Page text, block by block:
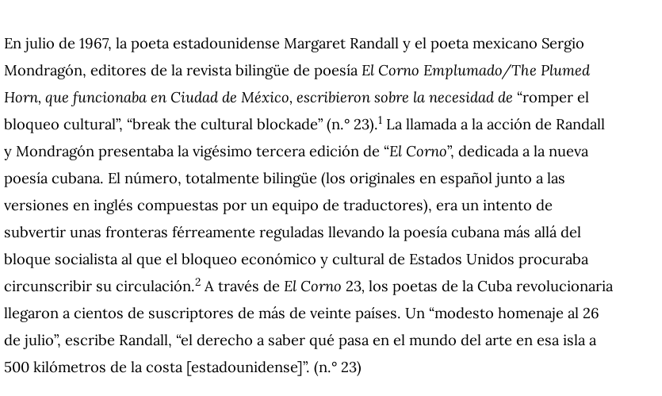
En julio de 1967, la poeta estadounidense Margaret Randall y el poeta mexicano Sergio
Mondragón, editores de la revista bilingüe de poesía El Corno Emplumado/The Plumed
Horn, que funcionaba en Ciudad de México, escribieron sobre la necesidad de “romper el
bloqueo cultural”, “break the cultural blockade” (n.° 23).1 La llamada a la acción de Randall
y Mondragón presentaba la vigésimo tercera edición de “El Corno”, dedicada a la nueva
poesía cubana. El número, totalmente bilingüe (los originales en español junto a las
versiones en inglés compuestas por un equipo de traductores), era un intento de
subvertir unas fronteras férreamente reguladas llevando la poesía cubana más allá del
bloque socialista al que el bloqueo económico y cultural de Estados Unidos procuraba
circunscribir su circulación.2 A través de El Corno 23, los poetas de la Cuba revolucionaria
llegaron a cientos de suscriptores de más de veinte países. Un “modesto homenaje al 26
de julio”, escribe Randall, “el derecho a saber qué pasa en el mundo del arte en esa isla a
500 kilómetros de la costa [estadounidense]”. (n.° 23)